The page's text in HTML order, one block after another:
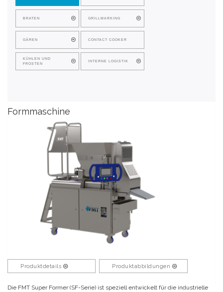
BRATEN GRILLMARKING
GÄREN CONTACT COOKER
KÜHLEN UND
FROSTEN
INTERNE LOGISTIK
Formmaschine
Produktdetails Produktabbildungen
Die FMT Super Former (SF-Serie) ist speziell entwickelt für die industrielle